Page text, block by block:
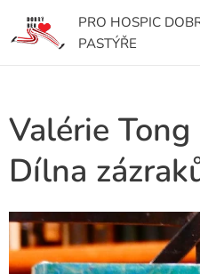
PRO HOSPIC
PASTÝŘE
Valérie
Dílna